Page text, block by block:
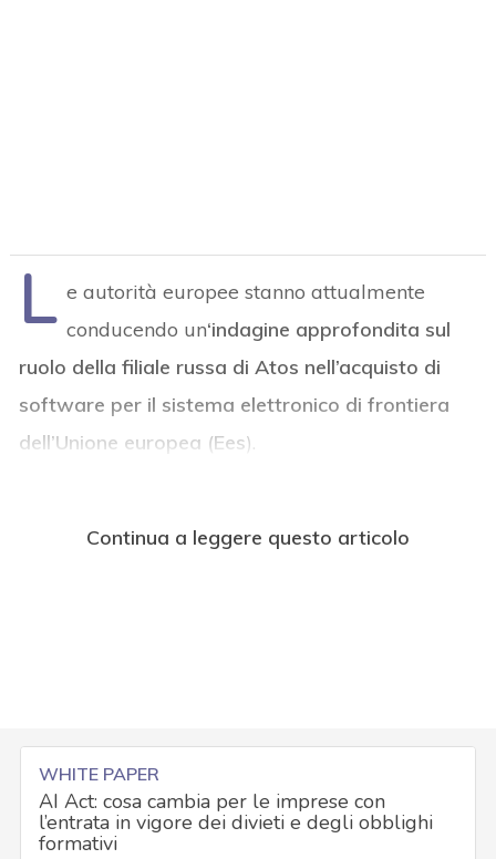
L e autorità europee stanno attualmente
conducendo un‘indagine approfondita sul
ruolo della filiale russa di Atos nell’acquisto di
software per il sistema elettronico di frontiera
dell’Unione europea (Ees).
Continua a leggere questo articolo
WHITE PAPER
AI Act: cosa cambia per le imprese con
l’entrata in vigore dei divieti e degli obblighi
formativi